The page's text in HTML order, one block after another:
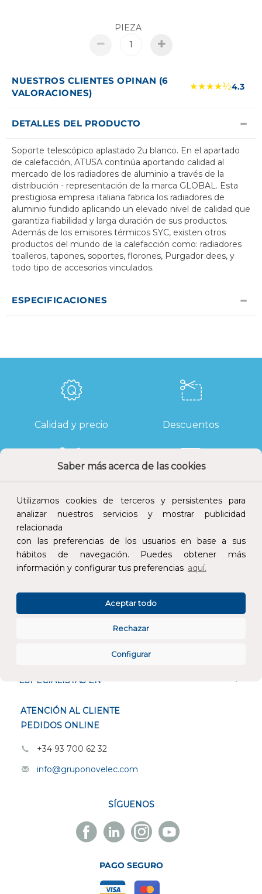
Saber más acerca de las cookies
Utilizamos cookies de terceros y persistentes para
analizar nuestros servicios y mostrar publicidad
relacionada
con las preferencias de los usuarios en base a sus
hábitos de navegación. Puedes obtener más
información y configurar tus preferencias aquí.
Configurar
Rechazar
Aceptar todo
PIEZA
NUESTROS CLIENTES OPINAN (6
VALORACIONES)
★★★★½4.3
DETALLES DEL PRODUCTO
Soporte telescópico aplastado 2u blanco. En el apartado
de calefacción, ATUSA continúa aportando calidad al
mercado de los radiadores de aluminio a través de la
distribución - representación de la marca GLOBAL. Esta
prestigiosa empresa italiana fabrica los radiadores de
aluminio fundido aplicando un elevado nivel de calidad que
garantiza fiabilidad y larga duración de sus productos.
Además de los emisores térmicos SYC, existen otros
productos del mundo de la calefacción como: radiadores
toalleros, tapones, soportes, florones, Purgador dees, y
todo tipo de accesorios vinculados.
ESPECIFICACIONES
Calidad y precio Descuentos
Atención al cliente
ESPECIALISTAS EN
ATENCIÓN AL CLIENTE
PEDIDOS ONLINE
+34 93 700 62 32
info@gruponovelec.com
SÍGUENOS
Facebook
Novelec
Linkedin
Novelec
Instagram
Novelec
Youtube
Novelec
PAGO SEGURO